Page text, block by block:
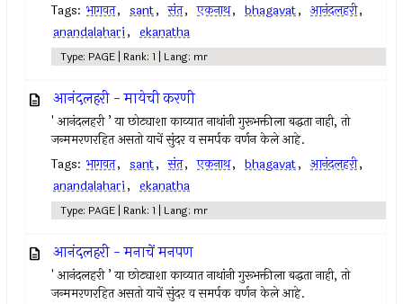
Tags: भागवत, sant, संत, एकनाथ, bhagavat, आनंदलहरी,
anandalahari, ekanatha
Type: PAGE | Rank: 1 | Lang: mr
आनंदलहरी - मायेची करणी
' आनंदलहरी ’ या छोट्याशा काव्यात नाथांनी गुरूभक्तीला बद्धता नाही, तो
जन्ममरणरहित असतो याचें सुंदर व समर्पक वर्णन केले आहे.
Tags: भागवत, sant, संत, एकनाथ, bhagavat, आनंदलहरी,
anandalahari, ekanatha
Type: PAGE | Rank: 1 | Lang: mr
आनंदलहरी - मनाचें मनपण
' आनंदलहरी ’ या छोट्याशा काव्यात नाथांनी गुरूभक्तीला बद्धता नाही, तो
जन्ममरणरहित असतो याचें सुंदर व समर्पक वर्णन केले आहे.